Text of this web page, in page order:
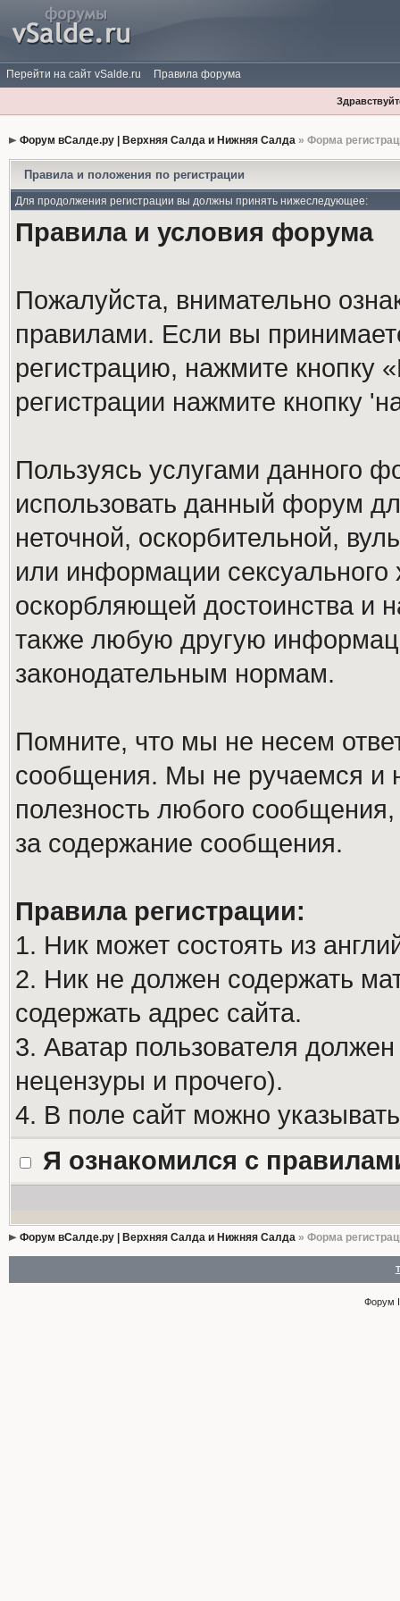
Перейти на сайт vSalde.ru Правила форума
Форум вСалде.ру | Верхняя Салда и Нижняя Салда» Форма
Правила и положения по регистрации
Для продолжения регистрации вы должны принять нижеследующее:
Правила и условия форума
Пожалуйста, внимательно
правилами. Если вы
регистрацию, нажмите кнопку
регистрации нажмите кнопку
Пользуясь услугами данного
использовать данный форум
неточной, оскорбительной,
или информации
оскорбляющей достоинства и
также любую другую
законодательным нормам.
Помните, что мы не несем
сообщения. Мы не ручаемся и
полезность любого
за содержание сообщения.
Правила регистрации:
1. Ник может состоять из
2. Ник не должен содержать
содержать адрес сайта.
3. Аватар пользователя
нецензуры и прочего).
4. В поле сайт можно
Я ознакомился с
Форум вСалде.ру | Верхняя Салда и Нижняя Салда» Форма
Форум